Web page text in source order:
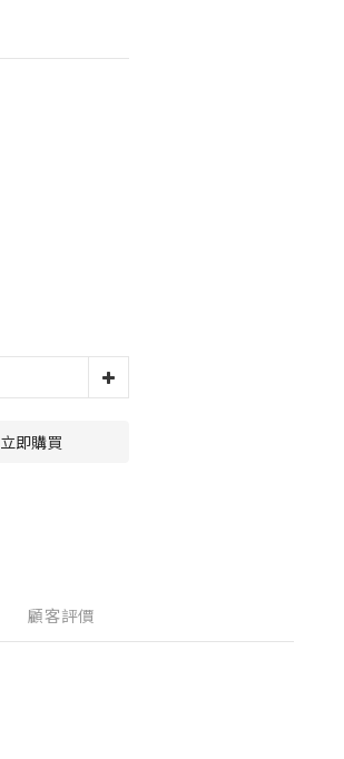
立即購買
顧客評價